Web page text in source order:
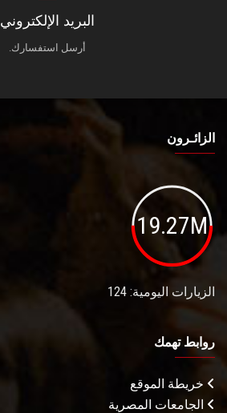
البريد الإلكتروني
أرسل استفسارك.
الزائـرون
19.27M
الزيارات اليومية: 124
روابط تهمك
خريطة الموقع
الجامعات المصرية